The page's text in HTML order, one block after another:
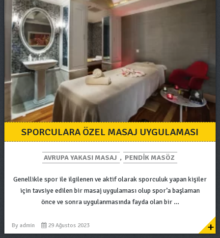
SPORCULARA ÖZEL MASAJ UYGULAMASI
AVRUPA YAKASI MASAJ , PENDIK MASÖZ
Genellikle spor ile ilgilenen ve aktif olarak sporculuk yapan kişiler
için tavsiye edilen bir masaj uygulaması olup spor’a başlaman
önce ve sonra uygulanmasında fayda olan bir …
By admin 29 Ağustos 2023 +